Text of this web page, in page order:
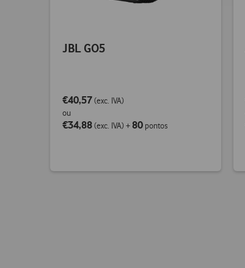
JBL GO5
€40,57(exc. IVA)
ou
€34,88(exc. IVA)+80 pontos